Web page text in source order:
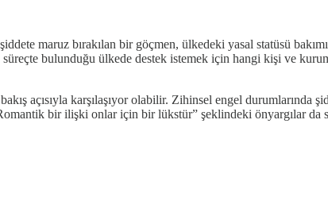
maruz bırakılan bir göçmen, ülkedeki yasal statüsü
bulunduğu ülkede destek istemek için hangi kişi ve
açısıyla karşılaşıyor olabilir. Zihinsel engel durumlarında
bir ilişki onlar için bir lükstür” şeklindeki önyargılar